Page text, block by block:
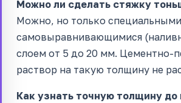
Можно ли сделать стяжку
Можно, но только специальными
самовыравнивающимися
слоем от 5 до 20 мм. Цементно-
раствор на такую толщину не
Как узнать точную толщину до